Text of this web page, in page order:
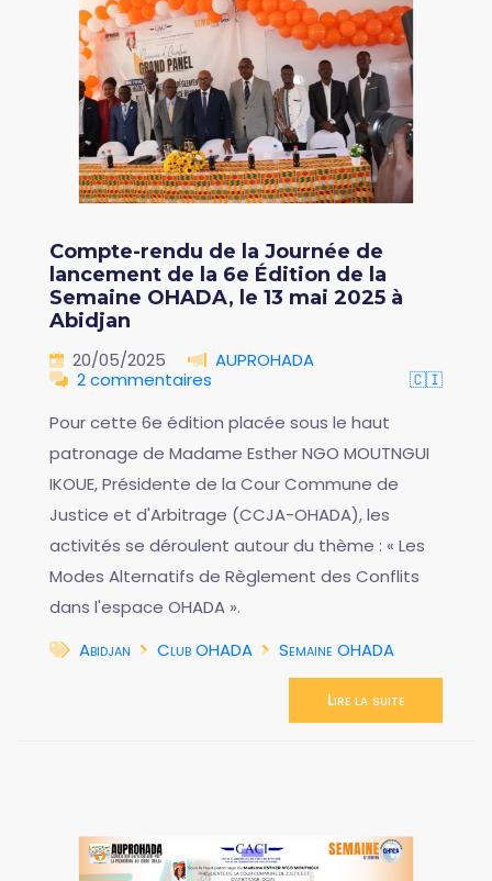
Compte-rendu de la Journée de
lancement de la 6e Édition de la
Semaine OHADA, le 13 mai 2025 à
Abidjan
20/05/2025
AUPROHADA
2 commentaires
🇨🇮
Pour cette 6e édition placée sous le haut
patronage de Madame Esther NGO MOUTNGUI
IKOUE, Présidente de la Cour Commune de
Justice et d'Arbitrage (CCJA-OHADA), les
activités se déroulent autour du thème : « Les
Modes Alternatifs de Règlement des Conflits
dans l'espace OHADA ».
Abidjan
Club OHADA Semaine OHADA
Lire la suite